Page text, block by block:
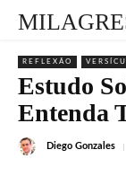
REFLEXÃO
Estudo
Entenda
Diego Gonzales